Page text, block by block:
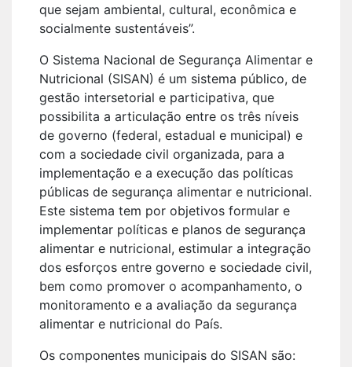
que sejam ambiental, cultural, econômica e
socialmente sustentáveis”.
O Sistema Nacional de Segurança Alimentar e
Nutricional (SISAN) é um sistema público, de
gestão intersetorial e participativa, que
possibilita a articulação entre os três níveis
de governo (federal, estadual e municipal) e
com a sociedade civil organizada, para a
implementação e a execução das políticas
públicas de segurança alimentar e nutricional.
Este sistema tem por objetivos formular e
implementar políticas e planos de segurança
alimentar e nutricional, estimular a integração
dos esforços entre governo e sociedade civil,
bem como promover o acompanhamento, o
monitoramento e a avaliação da segurança
alimentar e nutricional do País.
Os componentes municipais do SISAN são: